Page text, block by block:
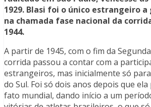
1929. Blasi foi o único estrangeiro a
na chamada fase nacional da
1944.
A partir de 1945, com o fim da
corrida passou a contar com a
estrangeiros, mas inicialmente só
do Sul. Foi só dois anos depois que
fato mundial, dando início a um